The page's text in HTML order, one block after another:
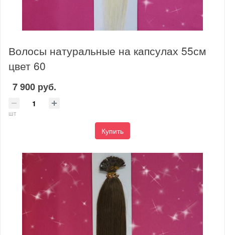
Волосы натуральные на капсулах 55см
цвет 60
7 900 руб.
шт
Купить